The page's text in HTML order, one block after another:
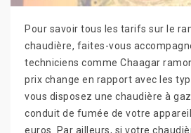
Pour savoir tous les tarifs sur le
chaudière, faites-vous
techniciens comme Chaagar
prix change en rapport avec les
vous disposez une chaudière à
conduit de fumée de votre
euros. Par ailleurs, si votre